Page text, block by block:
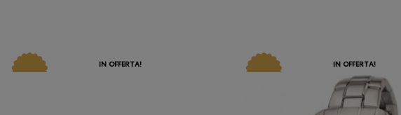
IN OFFERTA! IN OFFERTA!